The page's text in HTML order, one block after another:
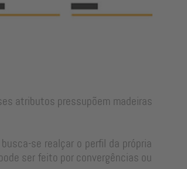
atributos pressupõem madeiras
se realçar o perfil da própria
ser feito por convergências ou